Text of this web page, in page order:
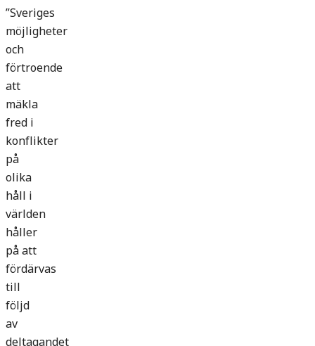
”Sveriges
möjligheter
och
förtroende
att
mäkla
fred i
konflikter
på
olika
håll i
världen
håller
på att
fördärvas
till
följd
av